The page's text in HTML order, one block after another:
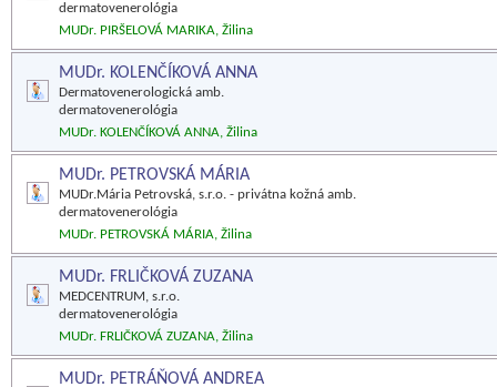
dermatovenerológia
MUDr. PIRŠELOVÁ MARIKA, Žilina
MUDr. KOLENČÍKOVÁ ANNA
Dermatovenerologická amb.
dermatovenerológia
MUDr. KOLENČÍKOVÁ ANNA, Žilina
MUDr. PETROVSKÁ MÁRIA
MUDr.Mária Petrovská, s.r.o. - privátna kožná amb.
dermatovenerológia
MUDr. PETROVSKÁ MÁRIA, Žilina
MUDr. FRLIČKOVÁ ZUZANA
MEDCENTRUM, s.r.o.
dermatovenerológia
MUDr. FRLIČKOVÁ ZUZANA, Žilina
MUDr. PETRÁŇOVÁ ANDREA